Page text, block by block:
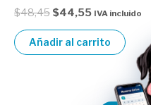
$48,45 $44,55 IVA incluido
Añadir al carrito